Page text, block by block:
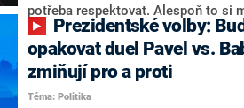
nemá osobu, která by Pavlovi
potřeba respektovat. Alespoň to si
ministryně spravedlnosti ODS Eva
rozhovoru pro CNN Prima NEWS si
ohledně politického výkonu svého
Tejce (za ANO) či vládní
práva Taťány Malé (ANO).
opakovat duel Pavel vs.
zmiňují pro a proti
Téma: Politika